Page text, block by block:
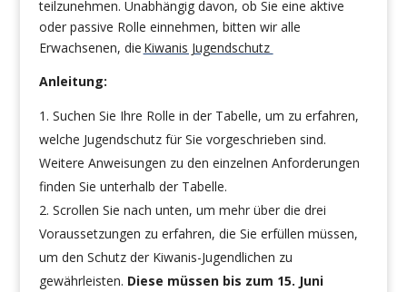
teilzunehmen. Unabhängig davon, ob Sie eine aktive
oder passive Rolle einnehmen, bitten wir alle
Erwachsenen, die Kiwanis Jugendschutz
Anleitung:
Suchen Sie Ihre Rolle in der Tabelle, um zu erfahren,
welche Jugendschutz für Sie vorgeschrieben sind.
Weitere Anweisungen zu den einzelnen Anforderungen
finden Sie unterhalb der Tabelle.
Scrollen Sie nach unten, um mehr über die drei
Voraussetzungen zu erfahren, die Sie erfüllen müssen,
um den Schutz der Kiwanis-Jugendlichen zu
gewährleisten. Diese müssen bis zum 15. Juni